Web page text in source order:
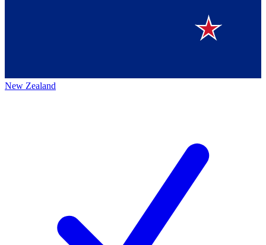
New Zealand